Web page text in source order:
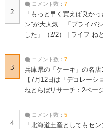
2
コメント数： 7
「もっと早く買えば良か
ン”が大人気 「プライバ
した」（2/2） | ライフ ね
3
コメント数： 7
兵庫県の「ケーキ」の名
【7月12日は「デコレー
ねとらぼリサーチ：2ペー
4
コメント数： 5
「北海道土産としてもセ